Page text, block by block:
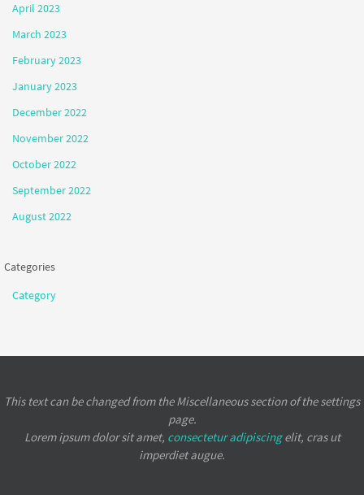
April 2023
March 2023
February 2023
January 2023
December 2022
November 2022
October 2022
September 2022
August 2022
Categories
Category
This text can be changed from the Miscellaneous section of the settings
page.
Lorem ipsumdolor sit amet, consectetur adipiscingelit, cras ut
imperdiet augue.